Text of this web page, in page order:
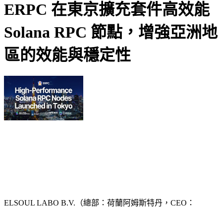
ERPC 在東京擴充套件高效能
Solana RPC 節點，增強亞洲地
區的效能與穩定性
ELSOUL LABO B.V.（總部：荷蘭阿姆斯特丹，CEO：